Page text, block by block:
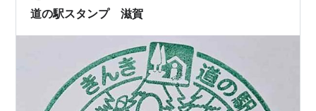
道の駅スタンプ 滋賀